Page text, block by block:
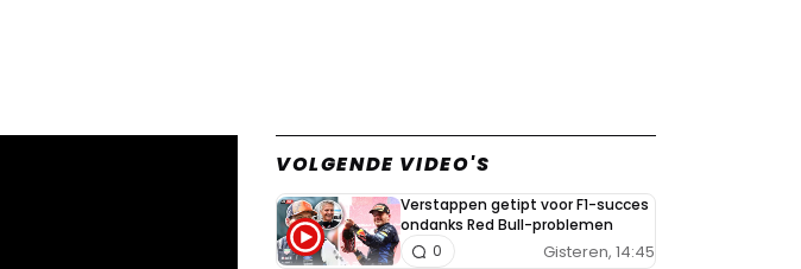
VOLGENDE VIDEO'S
Verstappen getipt voor F1-succes
ondanks Red Bull-problemen
Gisteren, 14:45
0